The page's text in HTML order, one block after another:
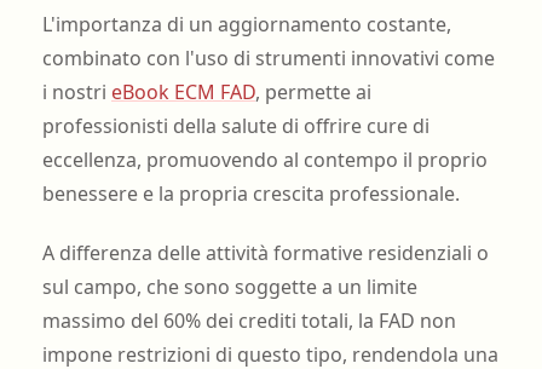
L'importanza di un aggiornamento costante,
combinato con l'uso di strumenti innovativi come
i nostri eBook ECM FAD, permette ai
professionisti della salute di offrire cure di
eccellenza, promuovendo al contempo il proprio
benessere e la propria crescita professionale.
A differenza delle attività formative residenziali o
sul campo, che sono soggette a un limite
massimo del 60% dei crediti totali, la FAD non
impone restrizioni di questo tipo, rendendola una